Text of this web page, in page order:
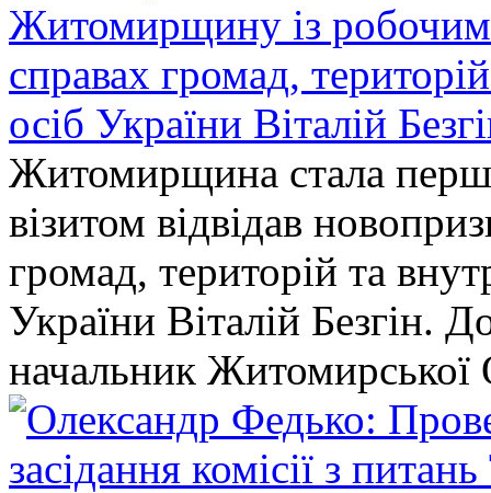
Житомирщину із робочим
справах громад,
осіб України Віталій
Житомирщина стала
візитом відвідав
громад, територій та
України Віталій Безгін.
начальник